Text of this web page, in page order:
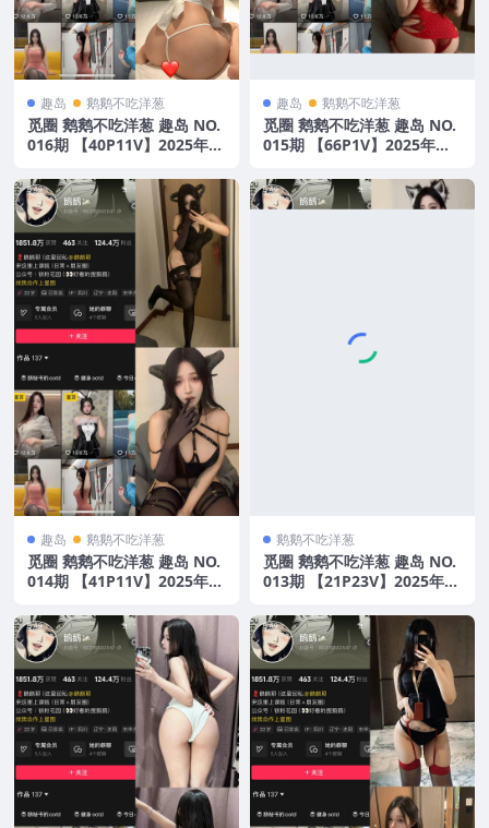
趣岛 鹅鹅不吃洋葱
觅圈 鹅鹅不吃洋葱 趣岛 NO.
016期 【40P11V】2025年最
趣岛 鹅鹅不吃洋葱
觅圈 鹅鹅不吃洋葱 趣岛 NO.
015期 【66P1V】2025年最
趣岛 鹅鹅不吃洋葱
觅圈 鹅鹅不吃洋葱 趣岛 NO.
014期 【41P11V】2025年最
鹅鹅不吃洋葱
觅圈 鹅鹅不吃洋葱 趣岛 NO.
013期 【21P23V】2025年最